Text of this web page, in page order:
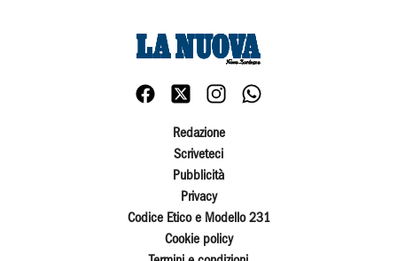
Redazione
Scriveteci
Pubblicità
Privacy
Codice Etico e Modello 231
Cookie policy